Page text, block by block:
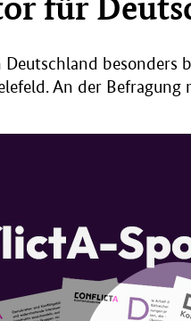
An der Befragung